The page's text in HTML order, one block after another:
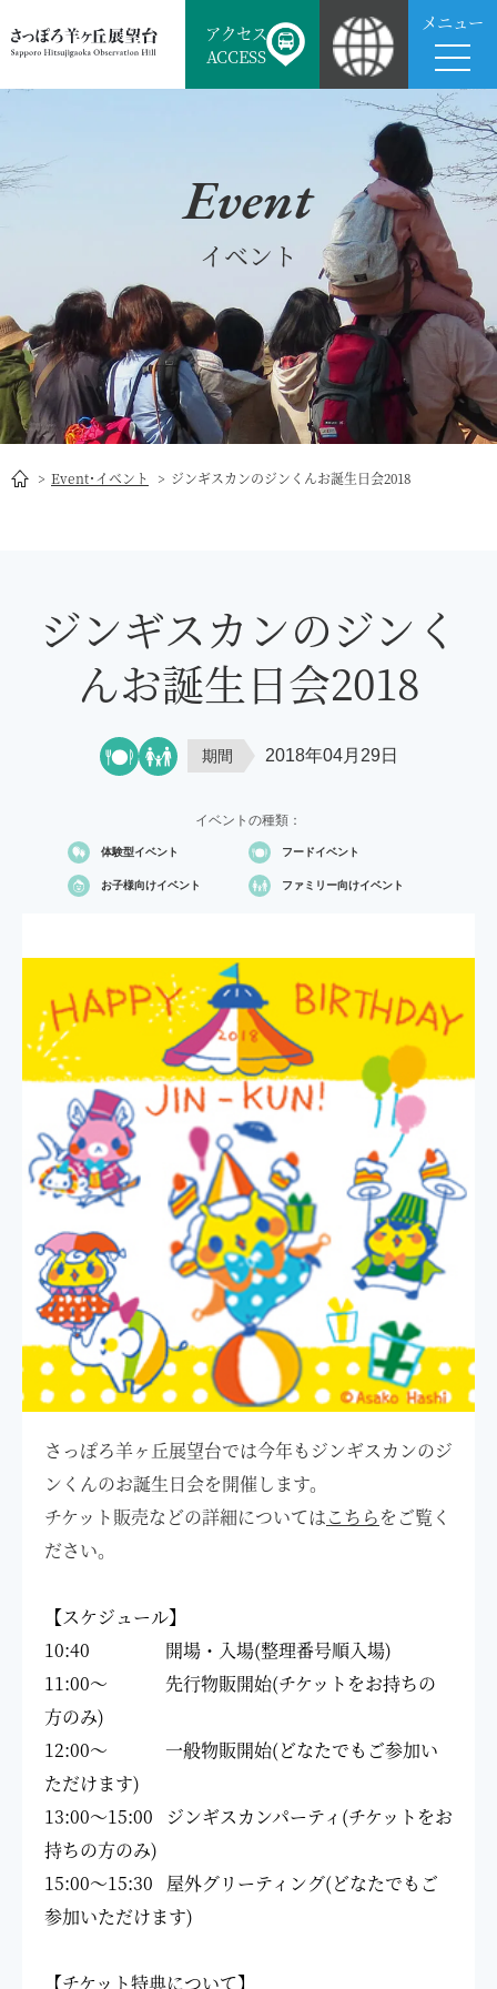
アクセス
ACCESS
メニュー
Event
イベント
Event･イベント ジンギスカンのジンくんお誕生日会2018
ジンギスカンのジンく
んお誕生日会2018
期間 2018年04月29日
イベントの種類：
体験型イベント フードイベント
お子様向けイベント ファミリー向けイベント
さっぽろ羊ヶ丘展望台では今年もジンギスカンのジ
ンくんのお誕生日会を開催します。
チケット販売などの詳細についてはこちらをご覧く
ださい。
【スケジュール】
10:40 開場・入場(整理番号順入場)
11:00～ 先行物販開始(チケットをお持ちの
方のみ)
12:00～ 一般物販開始(どなたでもご参加い
ただけます)
13:00～15:00 ジンギスカンパーティ(チケットをお
持ちの方のみ)
15:00～15:30 屋外グリーティング(どなたでもご
参加いただけます)
【チケット特典について】